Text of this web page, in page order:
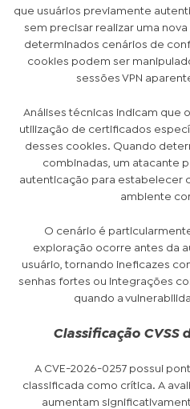
que usuários previamente
sem precisar realizar uma
determinados cenários de
cookies podem ser
sessões VPN
Análises técnicas indicam que
utilização de certificados
desses cookies. Quando
combinadas, um atacante
autenticação para estabelecer
ambiente
O cenário é
exploração ocorre antes da
usuário, tornando ineficazes
senhas fortes ou integrações
quando a
Classificação CVSS
A CVE-2026-0257 possui
classificada como crítica. A
aumentam